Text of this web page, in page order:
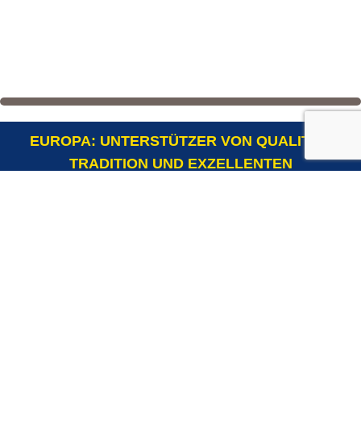
EUROPA: UNTERSTÜTZER VON QUALITÄT,
TRADITION UND EXZELLENTEN